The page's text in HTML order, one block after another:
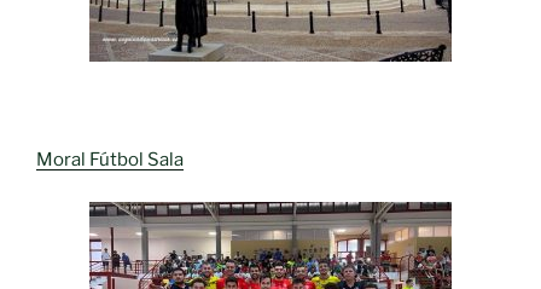
Moral Fútbol Sala